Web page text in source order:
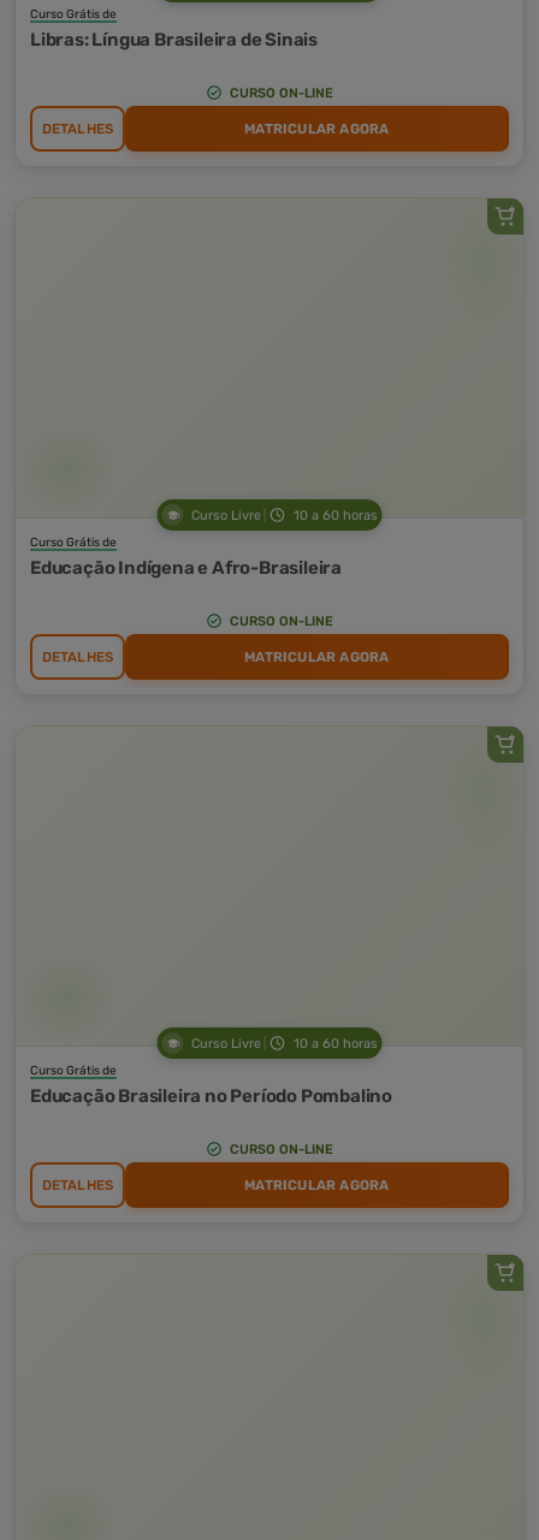
Curso Grátis de
Libras: Língua Brasileira de Sinais
CURSO ON-LINE
DETALHES MATRICULAR AGORA
Curso Livre 10 a 60 horas
Curso Grátis de
Educação Indígena e Afro-Brasileira
CURSO ON-LINE
DETALHES MATRICULAR AGORA
Curso Livre 10 a 60 horas
Curso Grátis de
Educação Brasileira no Período Pombalino
CURSO ON-LINE
DETALHES MATRICULAR AGORA